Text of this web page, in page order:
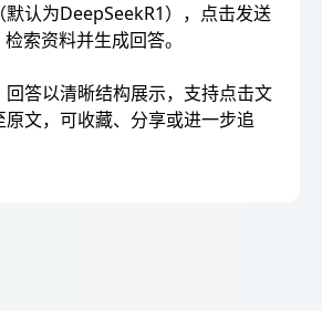
认为DeepSeekR1），点击发送
索资料并生成回答。
答以清晰结构展示，支持点击文
原文，可收藏、分享或进一步追